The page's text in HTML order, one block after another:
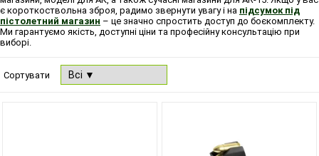
є короткоствольна зброя, радимо звернути увагу і на підсумок під
пістолетний магазин – це значно спростить доступ до боєкомплекту.
Ми гарантуємо якість, доступні ціни та професійну консультацію при
виборі.
Сортувати